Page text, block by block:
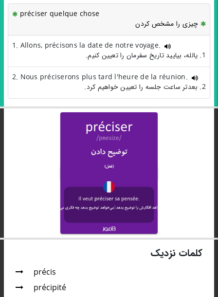
préciser quelque chose
چیزی را مشخص کردن
1. Allons, précisons la date de notre voyage.
1. یالله، بیایید تاریخ سفرمان را تعیین کنیم.
2. Nous préciserons plus tard l'heure de la réunion.
2. بعدتر ساعت جلسه را تعیین خواهیم کرد.
کلمات نزدیک
précis
précipité